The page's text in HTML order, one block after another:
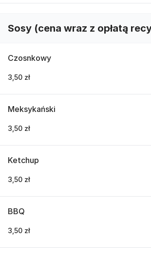
Sosy (cena wraz z opłatą
Czosnkowy
3,50 zł
Meksykański
3,50 zł
Ketchup
3,50 zł
BBQ
3,50 zł